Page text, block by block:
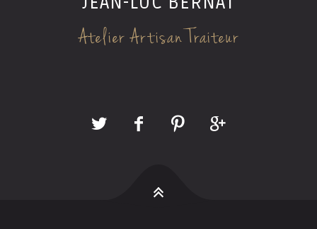
Atelier Artisan Traiteur